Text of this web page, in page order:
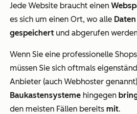
Jede Website braucht einen
es sich um einen Ort, wo alle
gespeichert und abgerufen
Wenn Sie eine professionelle
müssen Sie sich oftmals
Anbieter (auch Webhoster
Baukastensysteme hingegen
den meisten Fällen bereits mit.